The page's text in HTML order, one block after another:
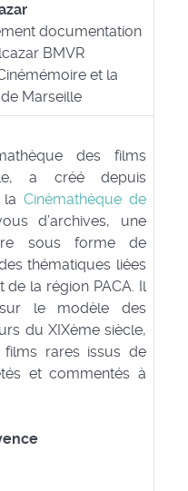
documentation
BMVR
et la
Marseille
des films
a créé depuis
la Cinémathèque de
d’archives, une
sous forme de
thématiques liées
de la région PACA. Il
le modèle des
du XIXème siècle,
films rares issus de
et commentés à